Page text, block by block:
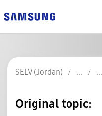
SELV (Jordan)
Original topic: